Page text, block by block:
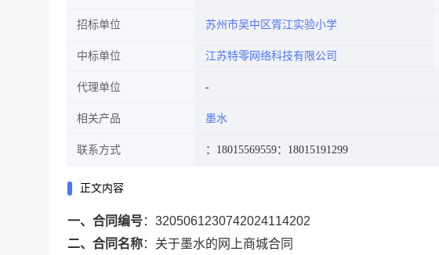
招标单位 苏州市吴中区胥江实验小学
中标单位 江苏特零网络科技有限公司
代理单位
相关产品 墨水
联系方式 ：18015569559：18015191299
正文内容
一、合同编号： 3205061230742024114202
二、合同名称： 关于墨水的网上商城合同